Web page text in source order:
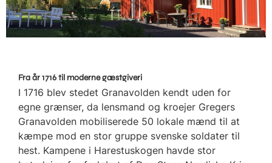
Fra år 1716 til moderne gæstgiveri
I 1716 blev stedet Granavolden kendt uden for
egne grænser, da lensmand og kroejer Gregers
Granavolden mobiliserede 50 lokale mænd til at
kæmpe mod en stor gruppe svenske soldater til
hest. Kampene i Harestuskogen havde stor